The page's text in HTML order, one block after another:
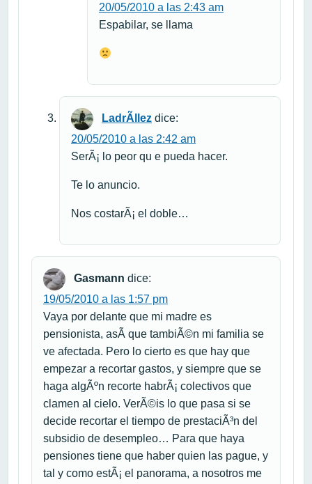
20/05/2010 a las 2:43 am
Espabilar, se llama
LadrÃ­llez dice:
20/05/2010 a las 2:42 am
SerÃ¡ lo peor qu e pueda hacer.
Te lo anuncio.
Nos costarÃ¡ el doble…
Gasmann dice:
19/05/2010 a las 1:57 pm
Vaya por delante que mi madre es
pensionista, asÃ­ que tambiÃ©n mi familia se
ve afectada. Pero lo cierto es que hay que
empezar a recortar gastos, y siempre que se
haga algÃºn recorte habrÃ¡ colectivos que
clamen al cielo. VerÃ©is lo que pasa si se
decide recortar el tiempo de prestaciÃ³n del
subsidio de desempleo… Para que haya
pensiones tiene que haber quien las pague, y
tal y como estÃ¡ el panorama, a nosotros me